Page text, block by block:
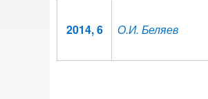
2014, 6 О.И. Беляев